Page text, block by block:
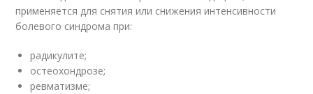
применяется для снятия или снижения интенсивности
болевого синдрома при:
радикулите;
остеохондрозе;
ревматизме;